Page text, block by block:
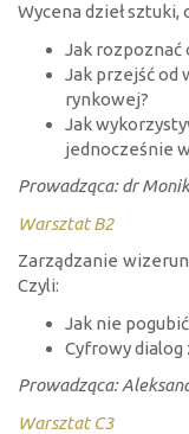
Wycena dzieł sztuki,
Jak rozpoznać
Jak przejść od
rynkowej?
Jak
jednocześnie
Prowadząca: dr
Warsztat B2
Zarządzanie
Czyli:
Jak nie
Cyfrowy dialog
Prowadząca:
Warsztat C3